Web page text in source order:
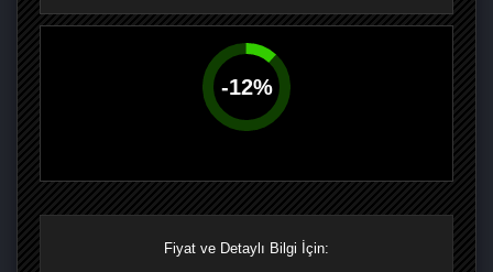
-12%
Fiyat ve Detaylı Bilgi İçin: